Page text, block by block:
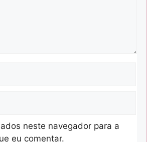
neste navegador para a
eu comentar.